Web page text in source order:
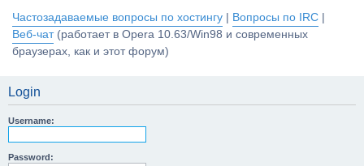
Частозадаваемые вопросы по хостингу Вопросы по IRC
Веб-чат(работает в Opera 10.63/Win98 и современных
браузерах, как и этот форум)
Login
Username:
Password: